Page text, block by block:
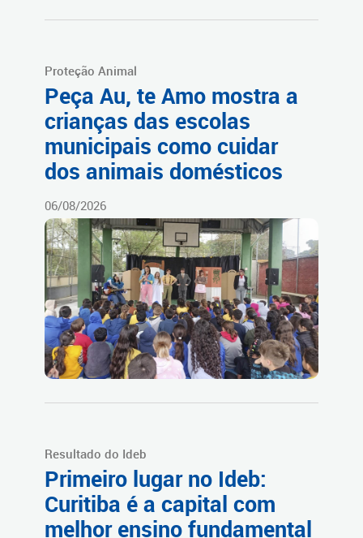
Proteção Animal
Peça Au, te Amo mostra a
crianças das escolas
municipais como cuidar
dos animais domésticos
06/08/2026
Resultado do Ideb
Primeiro lugar no Ideb:
Curitiba é a capital com
melhor ensino fundamental